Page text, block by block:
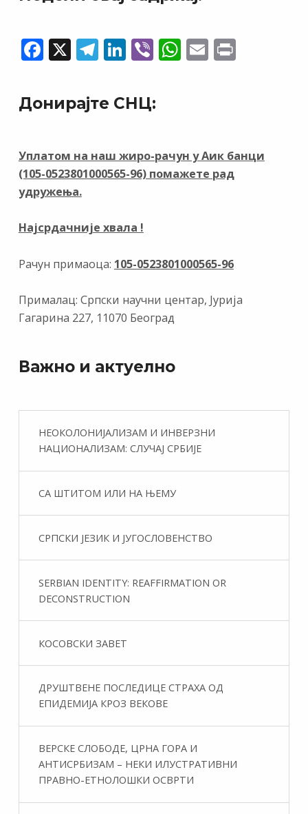
F
e
b
o
k
X T
e
gr
m
Li
k
e
n
Vi
er
W
p
p
E Pr
Донирајте СНЦ:
Уплатом на наш жиро-рачун у Аик банци
(105-0523801000565-96) помажете рад
удружења.
Најсрдачније хвала !
Рачун примаоца: 105-0523801000565-96
Прималац: Српски научни центар, Јурија
Гагарина 227, 11070 Београд
Важно и актуелно
НЕОКОЛОНИЈАЛИЗАМ И ИНВЕРЗНИ
НАЦИОНАЛИЗАМ: СЛУЧАЈ СРБИЈЕ
СА ШТИТОМ ИЛИ НА ЊЕМУ
СРПСКИ ЈЕЗИК И ЈУГОСЛОВЕНСТВО
SERBIAN IDENTITY: REAFFIRMATION OR
DECONSTRUCTION
КОСОВСКИ ЗАВЕТ
ДРУШТВЕНЕ ПОСЛЕДИЦЕ СТРАХА ОД
ЕПИДЕМИЈА КРОЗ ВЕКОВЕ
ВЕРСКЕ СЛОБОДЕ, ЦРНА ГОРА И
АНТИСРБИЗАМ – НЕКИ ИЛУСТРАТИВНИ
ПРАВНО-ЕТНОЛОШКИ ОСВРТИ